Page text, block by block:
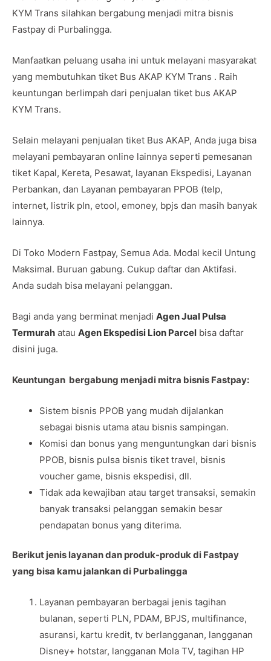
KYM Trans silahkan bergabung menjadi mitra bisnis
Fastpay di Purbalingga.
Manfaatkan peluang usaha ini untuk melayani masyarakat
yang membutuhkan tiket Bus AKAP KYM Trans . Raih
keuntungan berlimpah dari penjualan tiket bus AKAP
KYM Trans.
Selain melayani penjualan tiket Bus AKAP, Anda juga bisa
melayani pembayaran online lainnya seperti pemesanan
tiket Kapal, Kereta, Pesawat, layanan Ekspedisi, Layanan
Perbankan, dan Layanan pembayaran PPOB (telp,
internet, listrik pln, etool, emoney, bpjs dan masih banyak
lainnya.
Di Toko Modern Fastpay, Semua Ada. Modal kecil Untung
Maksimal. Buruan gabung. Cukup daftar dan Aktifasi.
Anda sudah bisa melayani pelanggan.
Bagi anda yang berminat menjadi Agen Jual Pulsa
Termurah atau Agen Ekspedisi Lion Parcel bisa daftar
disini juga.
Keuntungan bergabung menjadi mitra bisnis Fastpay:
Sistem bisnis PPOB yang mudah dijalankan
sebagai bisnis utama atau bisnis sampingan.
Komisi dan bonus yang menguntungkan dari bisnis
PPOB, bisnis pulsa bisnis tiket travel, bisnis
voucher game, bisnis ekspedisi, dll.
Tidak ada kewajiban atau target transaksi, semakin
banyak transaksi pelanggan semakin besar
pendapatan bonus yang diterima.
Berikut jenis layanan dan produk-produk di Fastpay
yang bisa kamu jalankan di Purbalingga
Layanan pembayaran berbagai jenis tagihan
bulanan, seperti PLN, PDAM, BPJS, multifinance,
asuransi, kartu kredit, tv berlangganan, langganan
Disney+ hotstar, langganan Mola TV, tagihan HP